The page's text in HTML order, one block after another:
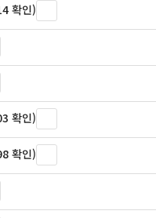
확인)
확인)
확인)